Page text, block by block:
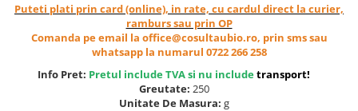
Fructe si legume Bio
Alimente de baza
Cereale, fulgi din cereale, mic
Puteti plati prin card (online), in rate, cu cardul direct la curier,
ramburs sau prin OP
Comanda pe email la office@cosultaubio.ro, prin sms sau
whatsapp la numarul 0722 266 258
Info Pret: Pretul include TVA si nu includetransport!
Greutate: 250
Unitate De Masura: g